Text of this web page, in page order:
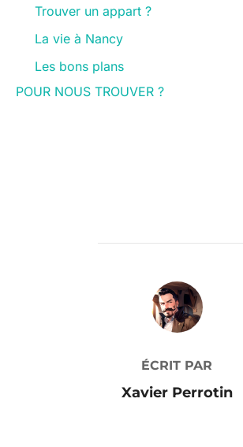
Trouver un appart ?
La vie à Nancy
Les bons plans
POUR NOUS TROUVER ?
AUTEUR DE LA
ÉCRIT PAR
Xavier Perrotin